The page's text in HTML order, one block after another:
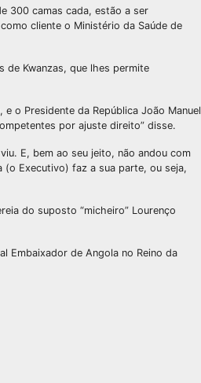
300 camas cada, estão a ser
cliente o Ministério da Saúde de
de Kwanzas, que lhes permite
o Presidente da República João Manuel
por ajuste direito” disse.
E, bem ao seu jeito, não andou com
(o Executivo) faz a sua parte, ou seja,
do suposto “micheiro” Lourenço
Embaixador de Angola no Reino da